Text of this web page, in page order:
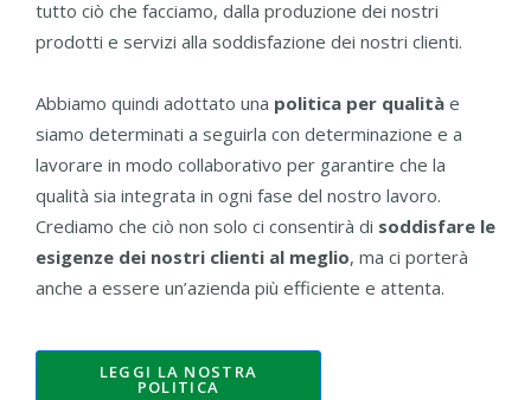
tutto ciò che facciamo, dalla produzione dei nostri
prodotti e servizi alla soddisfazione dei nostri clienti.
Abbiamo quindi adottato una politica per qualità e
siamo determinati a seguirla con determinazione e a
lavorare in modo collaborativo per garantire che la
qualità sia integrata in ogni fase del nostro lavoro.
Crediamo che ciò non solo ci consentirà di soddisfare le
esigenze dei nostri clienti al meglio, ma ci porterà
anche a essere un’azienda più efficiente e attenta.
LEGGI LA NOSTRA
POLITICA